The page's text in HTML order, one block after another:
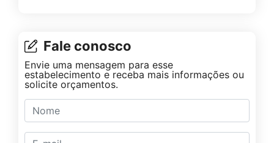
Fale conosco
Envie uma mensagem para esse
estabelecimento e receba mais informações ou
solicite orçamentos.